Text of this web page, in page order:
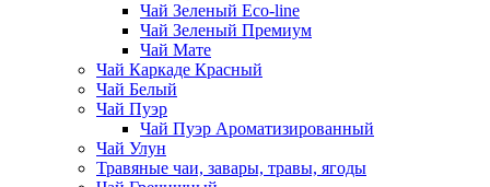
Чай Зеленый Eco-line
Чай Зеленый Премиум
Чай Мате
Чай Каркаде Красный
Чай Белый
Чай Пуэр
Чай Пуэр Ароматизированный
Чай Улун
Травяные чаи, завары, травы, ягоды